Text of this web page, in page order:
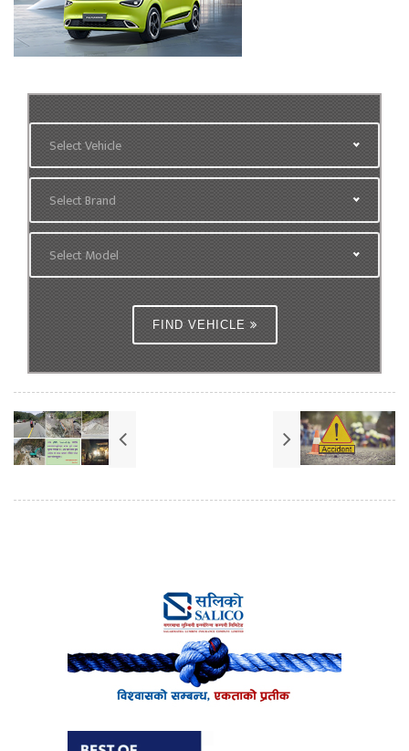
Select Vehicle
Select Brand
Select Model
FIND VEHICLE